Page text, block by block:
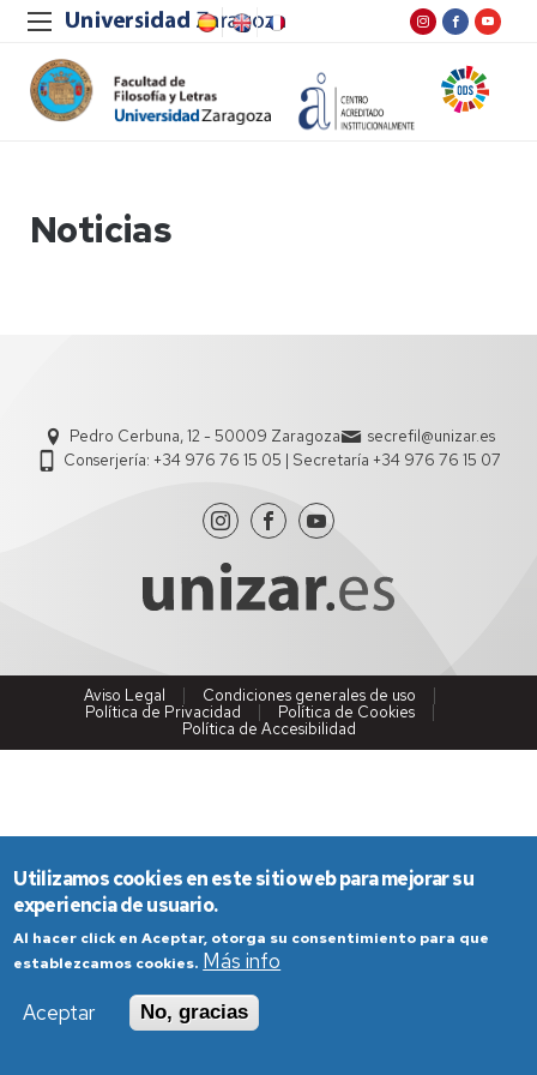
Noticias
Pedro Cerbuna, 12 - 50009 Zaragoza
secrefil@unizar.es
Conserjería: +34 976 76 15 05 | Secretaría +34 976 76 15 07
Aviso Legal
Condiciones generales de uso
Política de Privacidad
Política de Cookies
Política de Accesibilidad
Utilizamos cookies en este sitio web para mejorar su
experiencia de usuario.
Al hacer click en Aceptar, otorga su consentimiento para que
establezcamos cookies. Más info
Aceptar
No, gracias